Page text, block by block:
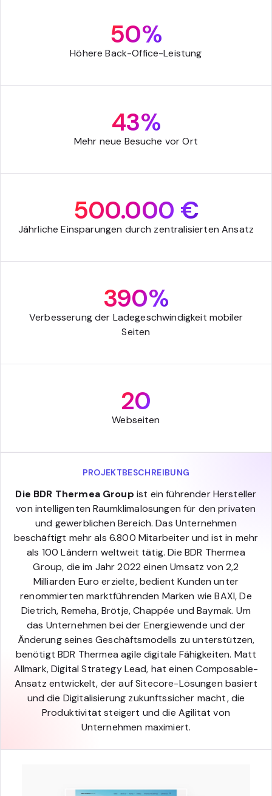
50%
Höhere Back-Office-Leistung
43%
Mehr neue Besuche vor Ort
500.000 €
Jährliche Einsparungen durch zentralisierten Ansatz
390%
Verbesserung der Ladegeschwindigkeit mobiler
Seiten
20
Webseiten
PROJEKTBESCHREIBUNG
Die BDR Thermea Group ist ein führender Hersteller
von intelligenten Raumklimalösungen für den privaten
und gewerblichen Bereich. Das Unternehmen
beschäftigt mehr als 6.800 Mitarbeiter und ist in mehr
als 100 Ländern weltweit tätig. Die BDR Thermea
Group, die im Jahr 2022 einen Umsatz von 2,2
Milliarden Euro erzielte, bedient Kunden unter
renommierten marktführenden Marken wie BAXI, De
Dietrich, Remeha, Brötje, Chappée und Baymak. Um
das Unternehmen bei der Energiewende und der
Änderung seines Geschäftsmodells zu unterstützen,
benötigt BDR Thermea agile digitale Fähigkeiten. Matt
Allmark, Digital Strategy Lead, hat einen Composable-
Ansatz entwickelt, der auf Sitecore-Lösungen basiert
und die Digitalisierung zukunftssicher macht, die
Produktivität steigert und die Agilität von
Unternehmen maximiert.